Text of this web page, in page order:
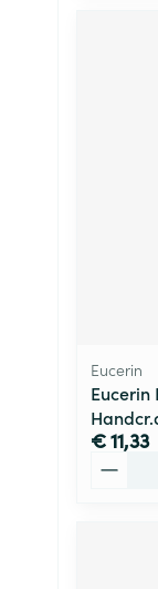
Eucerin
Eucerin
€ 11,33